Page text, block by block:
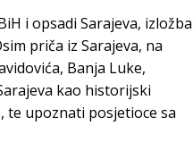
i opsadi Sarajeva, izložba
priča iz Sarajeva, na
Banja Luke,
kao historijski
te upoznati posjetioce sa